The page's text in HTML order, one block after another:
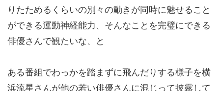
りたためるくらいの別々の動きが同時に魅せること
ができる運動神経能力、そんなことを完璧にできる
俳優さんで観たいな、と
ある番組でわっかを踏まずに飛んだりする様子を横
浜流星さんが他の若い俳優さんに混じって披露して